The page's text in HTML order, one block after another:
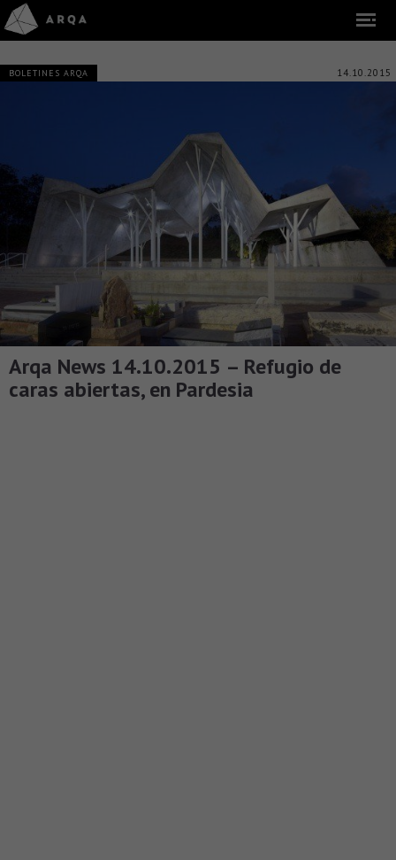
BOLETINES ARQA 14.10.2015
Arqa News 14.10.2015 – Refugio de
caras abiertas, en Pardesia